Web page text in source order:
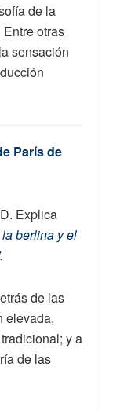
de la
otras
sensación
París de
Explica
berlina y el
de las
elevada,
y a
de las